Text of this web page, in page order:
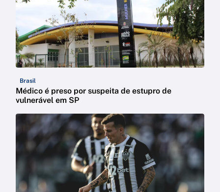
Brasil
Médico é preso por suspeita de estupro de
vulnerável em SP